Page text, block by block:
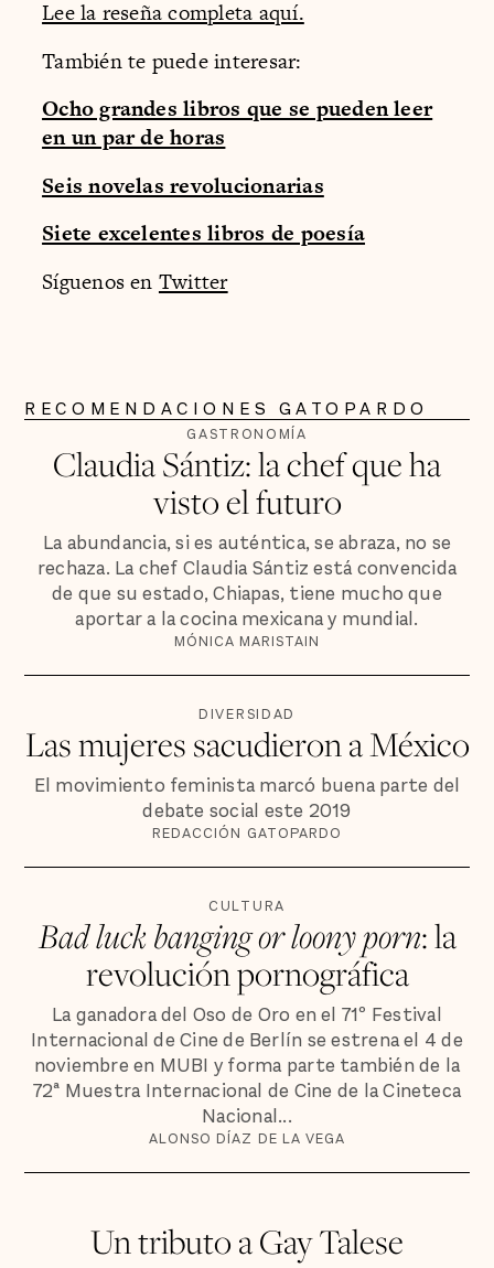
Lee la reseña completa aquí.
También te puede interesar:
Ocho grandes libros que se pueden leer
en un par de horas
Seis novelas revolucionarias
Siete excelentes libros de poesía
Síguenos en Twitter
RECOMENDACIONES GATOPARDO
GASTRONOMÍA
Claudia Sántiz: la chef que ha
visto el futuro
La abundancia, si es auténtica, se abraza, no se
rechaza. La chef Claudia Sántiz está convencida
de que su estado, Chiapas, tiene mucho que
aportar a la cocina mexicana y mundial.
MÓNICA MARISTAIN
DIVERSIDAD
Las mujeres sacudieron a México
El movimiento feminista marcó buena parte del
debate social este 2019
REDACCIÓN GATOPARDO
CULTURA
Bad luck banging or loony porn: la
revolución pornográfica
La ganadora del Oso de Oro en el 71º Festival
Internacional de Cine de Berlín se estrena el 4 de
noviembre en MUBI y forma parte también de la
72ª Muestra Internacional de Cine de la Cineteca
Nacional...
ALONSO DÍAZ DE LA VEGA
Un tributo a Gay Talese